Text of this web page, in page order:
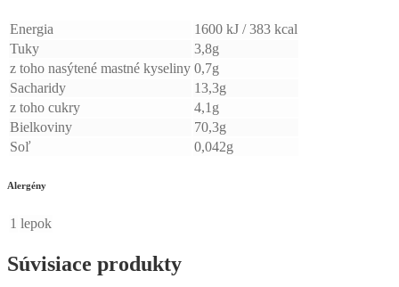
Energia
1600 kJ / 383 kcal
Tuky
3,8g
z toho nasýtené mastné kyseliny 0,7g
Sacharidy
13,3g
z toho cukry
4,1g
Bielkoviny
70,3g
Soľ
0,042g
Alergény
1 lepok
Súvisiace produkty